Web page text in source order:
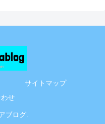
サイトマップ
せ
ブログ.